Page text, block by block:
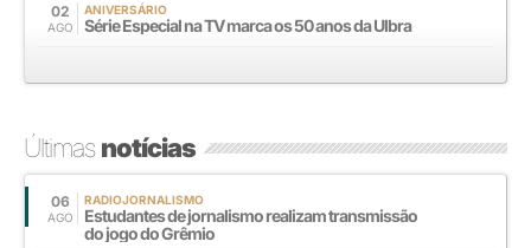
02
AGO
ANIVERSÁRIO
Série Especial na TV marca os 50 anos da Ulbra
Últimasnotícias
06
AGO
RADIOJORNALISMO
Estudantes de jornalismo realizam transmissão
do jogo do Grêmio